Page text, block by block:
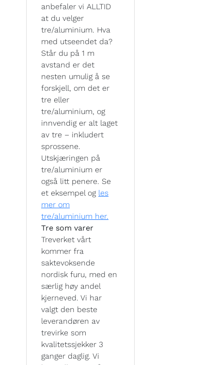
anbefaler vi ALLTID
at du velger
tre/aluminium. Hva
med utseendet da?
Står du på 1 m
avstand er det
nesten umulig å se
forskjell, om det er
tre eller
tre/aluminium, og
innvendig er alt laget
av tre – inkludert
sprossene.
Utskjæringen på
tre/aluminium er
også litt penere. Se
et eksempel og les
mer om
tre/aluminium her.
Tre som varer
Treverket vårt
kommer fra
saktevoksende
nordisk furu, med en
særlig høy andel
kjerneved. Vi har
valgt den beste
leverandøren av
trevirke som
kvalitetssjekker 3
ganger daglig. Vi